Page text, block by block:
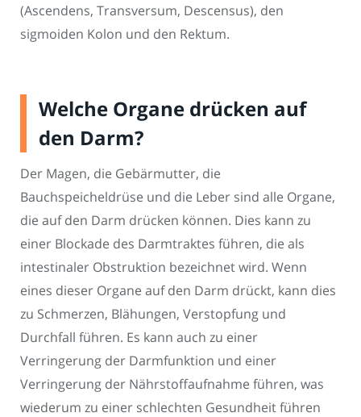
(Ascendens, Transversum, Descensus), den
sigmoiden Kolon und den Rektum.
Welche Organe drücken auf
den Darm?
Der Magen, die Gebärmutter, die
Bauchspeicheldrüse und die Leber sind alle Organe,
die auf den Darm drücken können. Dies kann zu
einer Blockade des Darmtraktes führen, die als
intestinaler Obstruktion bezeichnet wird. Wenn
eines dieser Organe auf den Darm drückt, kann dies
zu Schmerzen, Blähungen, Verstopfung und
Durchfall führen. Es kann auch zu einer
Verringerung der Darmfunktion und einer
Verringerung der Nährstoffaufnahme führen, was
wiederum zu einer schlechten Gesundheit führen